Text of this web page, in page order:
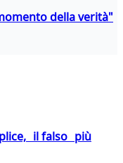
della verità"
il falso più